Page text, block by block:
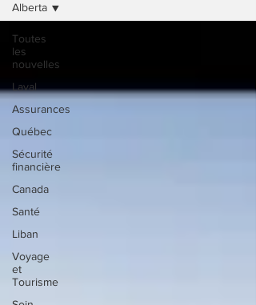
Toutes
les
nouvelles
Laval
Assurances
Québec
Sécurité
financière
Canada
Santé
Liban
Voyage
et
Tourisme
Alberta